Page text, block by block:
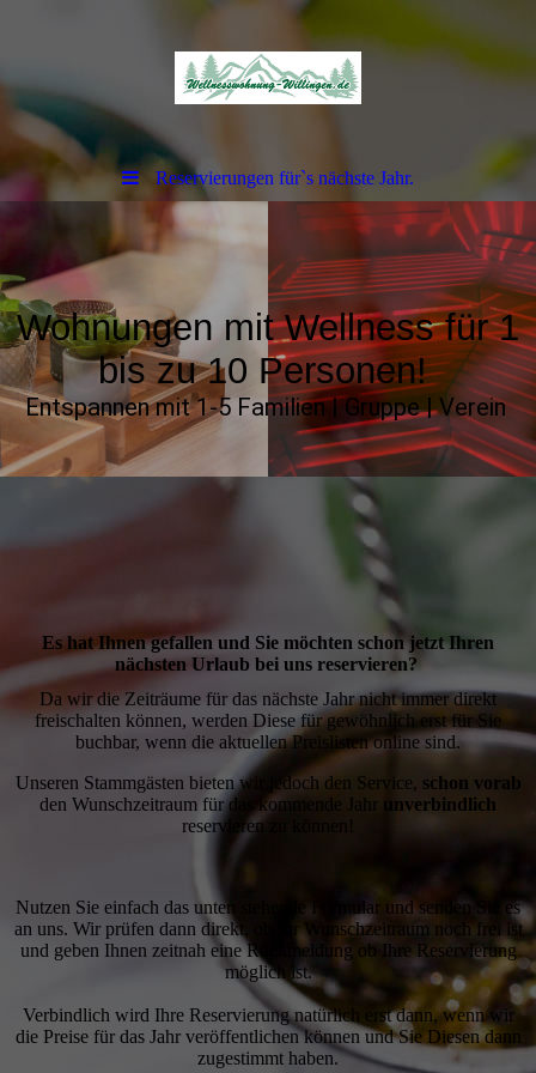
Reservierungen für`s nächste Jahr.
Wohnungen mit Wellness für 1
bis zu 10 Personen!
Entspannen mit 1-5 Familien | Gruppe | Verein
Es hat Ihnen gefallen und Sie möchten schon jetzt Ihren
nächsten Urlaub bei uns reservieren?
Da wir die Zeiträume für das nächste Jahr nicht immer direkt
freischalten können, werden Diese für gewöhnlich erst für Sie
buchbar, wenn die aktuellen Preislisten online sind.
Unseren Stammgästen bieten wir jedoch den Service, schon vorab
den Wunschzeitraum für das kommende Jahr unverbindlich
reservieren zu können!
Nutzen Sie einfach das unten stehende Formular und senden Sie es
an uns. Wir prüfen dann direkt, ob Ihr Wunschzeitraum noch frei ist
und geben Ihnen zeitnah eine Rückmeldung ob Ihre Reservierung
möglich ist.
Verbindlich wird Ihre Reservierung natürlich erst dann, wenn wir
die Preise für das Jahr veröffentlichen können und Sie Diesen dann
zugestimmt haben.